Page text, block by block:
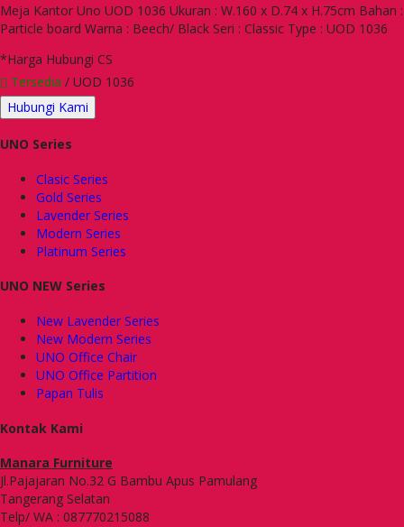
Meja Kantor Uno UOD 1036 Ukuran : W.160 x D.74 x H.75cm Bahan :
Particle board Warna : Beech/ Black Seri : Classic Type : UOD 1036
*Harga Hubungi CS
Tersedia / UOD 1036
Hubungi Kami
UNO Series
Clasic Series
Gold Series
Lavender Series
Modern Series
Platinum Series
UNO NEW Series
New Lavender Series
New Modern Series
UNO Office Chair
UNO Office Partition
Papan Tulis
Kontak Kami
Manara Furniture
Jl.Pajajaran No.32 G Bambu Apus Pamulang
Tangerang Selatan
Telp/ WA : 087770215088